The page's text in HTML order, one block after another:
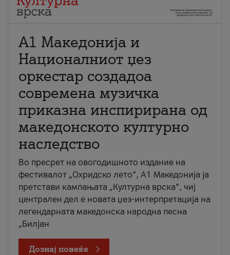
А1 Македонија и
Националниот џез
оркестар создадоа
современа музичка
приказна инспирирана од
македонското културно
наследство
Во пресрет на овогодишното издание на
фестивалот „Охридско лето“, А1 Македонија ја
претстави кампањата „Културна врска“, чиј
централен дел е новата џез-интерпретација на
легендарната македонска народна песна
„Билјан
Дознај повеќе